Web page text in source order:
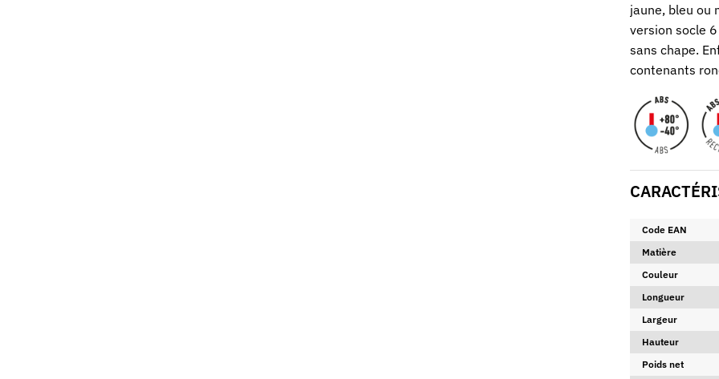
jaune, bleu ou
version socle
sans chape.
contenants
Code EAN
Matière
Couleur
Longueur
Largeur
Hauteur
Poids net